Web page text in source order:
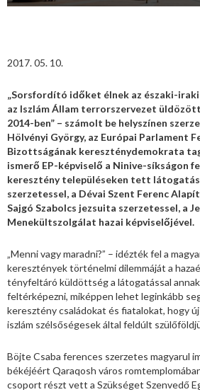
2017. 05. 10.
„Sorsfordító időket élnek az északi-
az Iszlám Állam terrorszervezet
2014-ben” – számolt be helyszínen
Hölvényi György, az Európai Parlament
Bizottságának kereszténydemokrata
ismerő EP-képviselő a Ninive-síkságon
keresztény településeken tett
szerzetessel, a Dévai Szent Ferenc
Sajgó Szabolcs jezsuita szerzetessel, a
Menekültszolgálat hazai képviselőjével.
„Menni vagy maradni?” – idézték fel a
keresztények történelmi dilemmáját a
tényfeltáró küldöttség a látogatással
feltérképezni, miképpen lehet leginkább
keresztény családokat és fiatalokat, hogy
iszlám szélsőségesek által feldúlt
Böjte Csaba ferences szerzetes magyarul
békéjéért Qaraqosh város
csoport részt vett a Szükséget Szenvedő